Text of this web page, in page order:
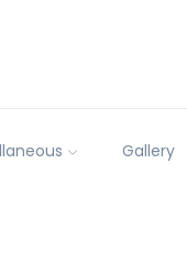
Gallery